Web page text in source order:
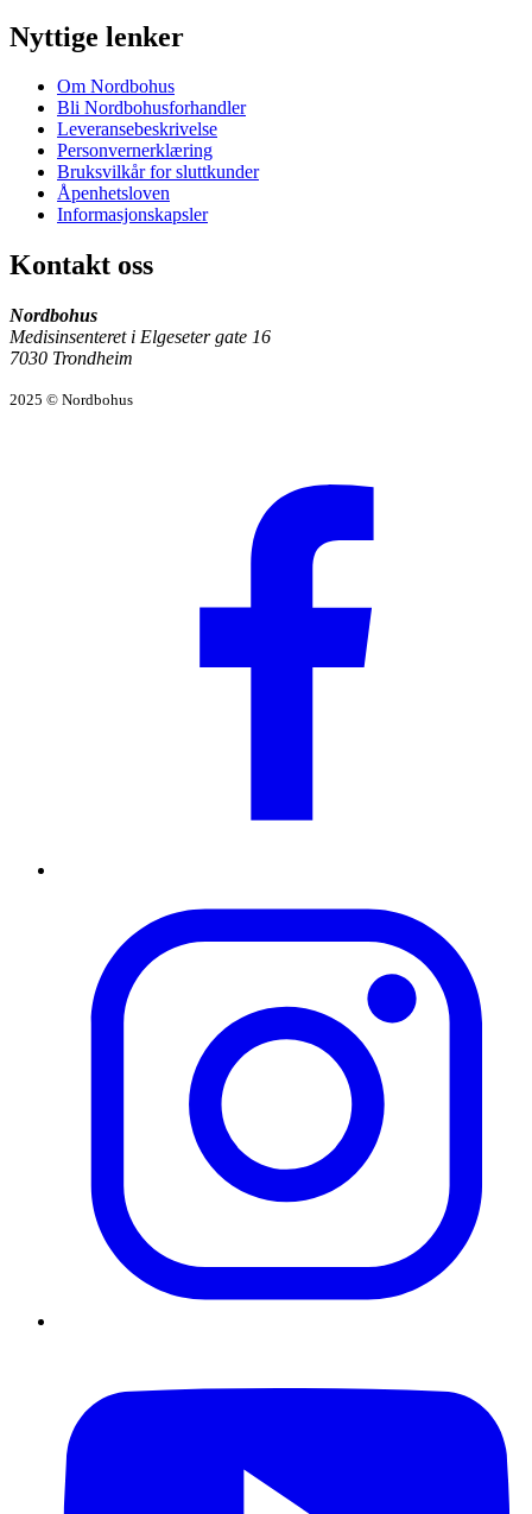
Nyttige lenker
Om Nordbohus
Bli Nordbohusforhandler
Leveransebeskrivelse
Personvernerklæring
Bruksvilkår for sluttkunder
Åpenhetsloven
Informasjonskapsler
Kontakt oss
Nordbohus
Medisinsenteret i Elgeseter gate 16
7030 Trondheim
2025 © Nordbohus